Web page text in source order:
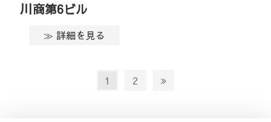
川商第6ビル
≫ 詳細を見る
Page
1 Page
2
Next